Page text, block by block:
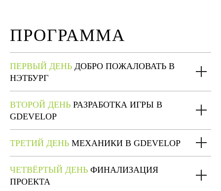
ПРОГРАММА
ПЕРВЫЙ ДЕНЬ ДОБРО ПОЖАЛОВАТЬ В
НЭТБУРГ
ВТОРОЙ ДЕНЬ РАЗРАБОТКА ИГРЫ В
GDEVELOP
ТРЕТИЙ ДЕНЬ МЕХАНИКИ В GDEVELOP
ЧЕТВЁРТЫЙ ДЕНЬ ФИНАЛИЗАЦИЯ
ПРОЕКТА